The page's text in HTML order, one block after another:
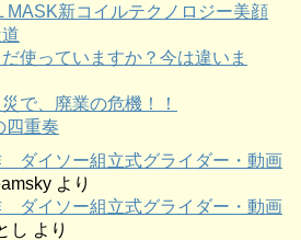
MASK新コイルテクノロジー美顔
使っていますか？今は違いま
で、廃業の危機！！
重奏
イソー組立式グライダー・動画
より
イソー組立式グライダー・動画
し より